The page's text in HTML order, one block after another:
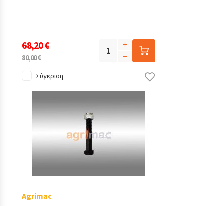
68,20 €
80,00 €
Σύγκριση
Agrimac